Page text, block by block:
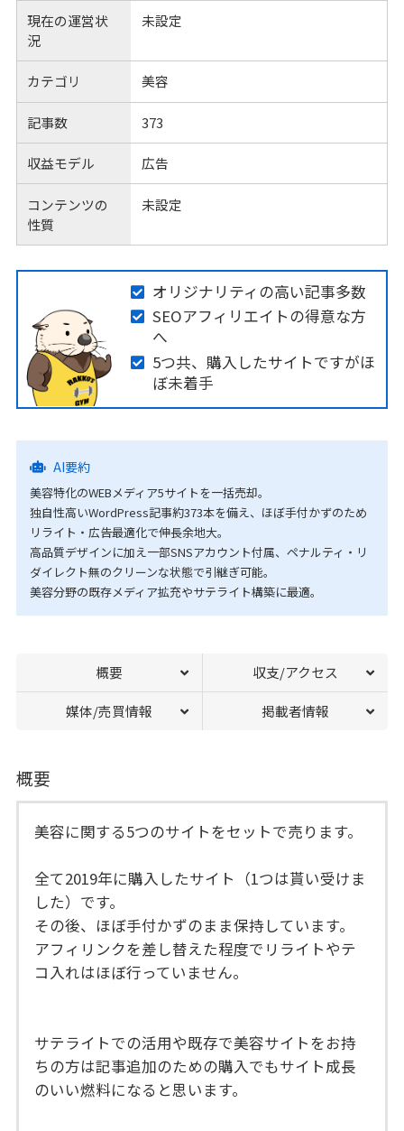
現在の運営状
況
未設定
カテゴリ 美容
記事数 373
収益モデル 広告
コンテンツの
性質
未設定
オリジナリティの高い記事多数
SEOアフィリエイトの得意な方
へ
5つ共、購入したサイトですがほ
ぼ未着手
AI要約
美容特化のWEBメディア5サイトを一括売却。
独自性高いWordPress記事約373本を備え、ほぼ手付かずのため
リライト・広告最適化で伸長余地大。
高品質デザインに加え一部SNSアカウント付属、ペナルティ・リ
ダイレクト無のクリーンな状態で引継ぎ可能。
美容分野の既存メディア拡充やサテライト構築に最適。
概要 収支/アクセス
媒体/売買情報 掲載者情報
概要
美容に関する5つのサイトをセットで売ります。
全て2019年に購入したサイト（1つは貰い受けま
した）です。
その後、ほぼ手付かずのまま保持しています。
アフィリンクを差し替えた程度でリライトやテ
コ入れはほぼ行っていません。
サテライトでの活用や既存で美容サイトをお持
ちの方は記事追加のための購入でもサイト成長
のいい燃料になると思います。